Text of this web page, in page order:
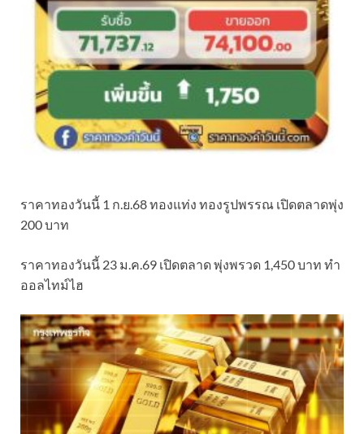
ราคาทองวันนี้ 1 ก.ย.68 ทองแท่ง ทองรูปพรรณ เปิดตลาดพุ่ง
200 บาท
ราคาทองวันนี้ 23 ม.ค.69 เปิดตลาด พุ่งพรวด 1,450 บาท ทำ
ออลไทม์ไฮ